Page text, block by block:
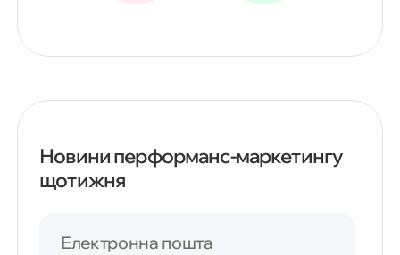
Новини перформанс-маркетингу
щотижня
Електронна пошта